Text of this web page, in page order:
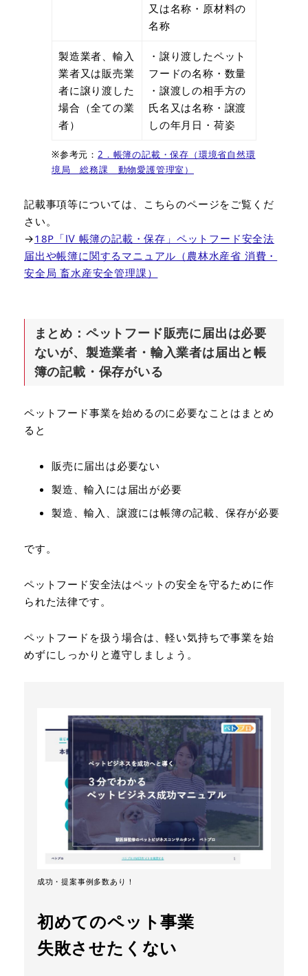
又は名称・原材料の
名称
製造業者、輸入
業者又は販売業
者に譲り渡した
場合（全ての業
者）
・譲り渡したペット
フードの名称・数量
・譲渡しの相手方の
氏名又は名称・譲渡
しの年月日・荷姿
※参考元： 2．帳簿の記載・保存（環境省自然環
境局 総務課 動物愛護管理室）
記載事項等については、こちらのページをご覧くだ
さい。
→18P「Ⅳ 帳簿の記載・保存」ペットフード安全法
届出や帳簿に関するマニュアル（農林水産省 消費・
安全局 畜水産安全管理課）
まとめ：ペットフード販売に届出は必要
ないが、製造業者・輸入業者は届出と帳
簿の記載・保存がいる
ペットフード事業を始めるのに必要なことはまとめ
ると
販売に届出は必要ない
製造、輸入には届出が必要
製造、輸入、譲渡には帳簿の記載、保存が必要
です。
ペットフード安全法はペットの安全を守るために作
られた法律です。
ペットフードを扱う場合は、軽い気持ちで事業を始
めずにしっかりと遵守しましょう。
初めてのペット事業
失敗させたくない
成功・提案事例多数あり！